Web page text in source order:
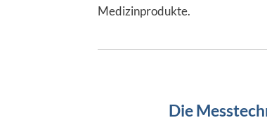
Medizinprodukte.
Die